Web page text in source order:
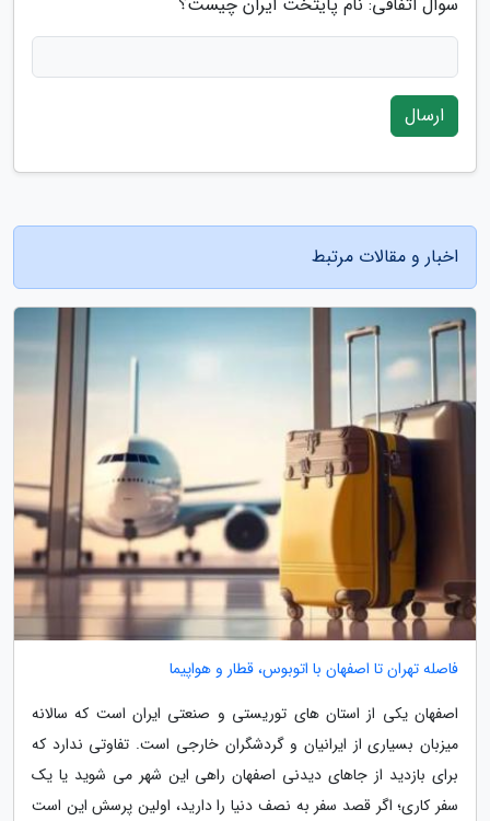
ارسال
اخبار و مقالات مرتبط
فاصله تهران تا اصفهان با اتوبوس، قطار و هواپیما
اصفهان یکی از استان های توریستی و صنعتی ایران است که سالانه
میزبان بسیاری از ایرانیان و گردشگران خارجی است. تفاوتی ندارد که
برای بازدید از جاهای دیدنی اصفهان راهی این شهر می شوید یا یک
سفر کاری؛ اگر قصد سفر به نصف دنیا را دارید، اولین پرسش این است